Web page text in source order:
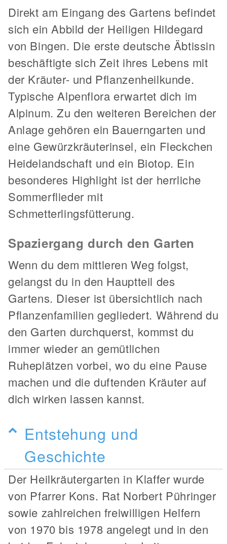
Direkt am Eingang des Gartens befindet
sich ein Abbild der Heiligen Hildegard
von Bingen. Die erste deutsche Äbtissin
beschäftigte sich Zeit ihres Lebens mit
der Kräuter- und Pflanzenheilkunde.
Typische Alpenflora erwartet dich im
Alpinum. Zu den weiteren Bereichen der
Anlage gehören ein Bauerngarten und
eine Gewürzkräuterinsel, ein Fleckchen
Heidelandschaft und ein Biotop. Ein
besonderes Highlight ist der herrliche
Sommerflieder mit
Schmetterlingsfütterung.
Spaziergang durch den Garten
Wenn du dem mittleren Weg folgst,
gelangst du in den Hauptteil des
Gartens. Dieser ist übersichtlich nach
Pflanzenfamilien gegliedert. Während du
den Garten durchquerst, kommst du
immer wieder an gemütlichen
Ruheplätzen vorbei, wo du eine Pause
machen und die duftenden Kräuter auf
dich wirken lassen kannst.
Entstehung und
Geschichte
Der Heilkräutergarten in Klaffer wurde
von Pfarrer Kons. Rat Norbert Pühringer
sowie zahlreichen freiwilligen Helfern
von 1970 bis 1978 angelegt und in den